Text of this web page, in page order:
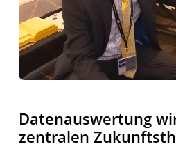
Datenauswertung
zentralen